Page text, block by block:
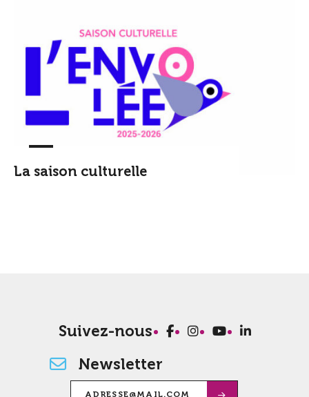
La saison culturelle
Suivez-nous
Newsletter